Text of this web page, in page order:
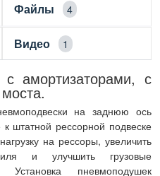
Файлы 4
Видео 1
амортизаторами, с
на заднюю ось
штатной рессорной подвеске
на рессоры, увеличить
и улучшить грузовые
Установка пневмоподушек